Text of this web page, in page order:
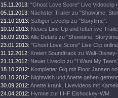
15.11.2013: "Ghost Love Score" Live Videoclip
05.11.2013: Nächster Trailer zu "Showtime,
21.10.2013: Saftiger Liveclip zu "Storytime".
10.10.2013: Neues Line-Up und fetter live
16.09.2013: Alle Details zu "Showtime,
23.01.2013: "Ghost Love Score" Live Clip
11.12.2012: Kreiert Soundtrack zu Walt-
21.11.2012: Neuer Liveclip zu "I Want My
18.10.2012: Kompletter Gig mit Floor Jansen
01.10.2012: Nightwish und Anette gehen
30.09.2012: Anette krank. Livevideos mit
24.04.2012: Hymne zur IIHF Eishockey-WM.